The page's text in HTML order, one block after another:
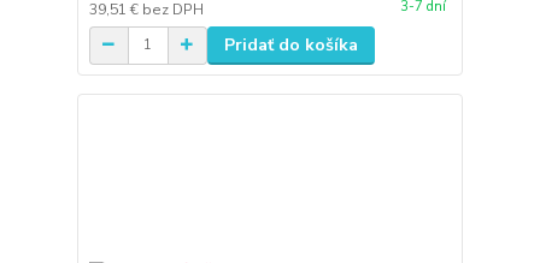
39,51 € bez DPH 3-7 dní
Pridať do košíka